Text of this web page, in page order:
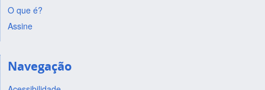
O que é?
Assine
Navegação